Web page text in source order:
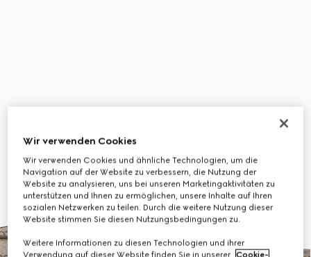
Wir verwenden Cookies
Wir verwenden Cookies und ähnliche Technologien, um die
Navigation auf der Website zu verbessern, die Nutzung der
Website zu analysieren, uns bei unseren Marketingaktivitäten zu
unterstützen und Ihnen zu ermöglichen, unsere Inhalte auf Ihren
sozialen Netzwerken zu teilen. Durch die weitere Nutzung dieser
Website stimmen Sie diesen Nutzungsbedingungen zu.
Weitere Informationen zu diesen Technologien und ihrer
Verwendung auf dieser Website finden Sie in unserer Cookie-